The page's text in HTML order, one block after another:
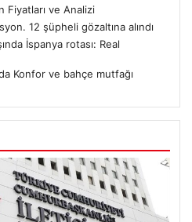
Fiyatları ve Analizi
12 şüpheli gözaltına alındı
İspanya rotası: Real
Konfor ve bahçe mutfağı